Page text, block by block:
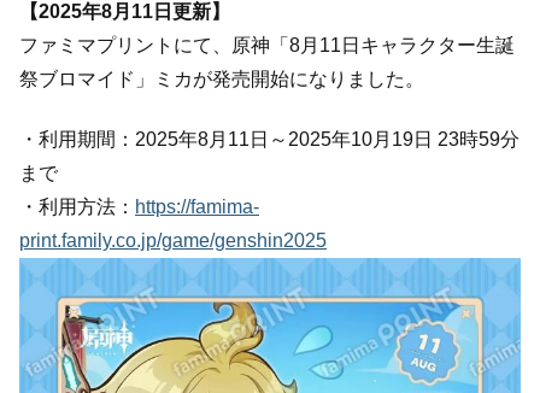
【2025年8月11日更新】
ファミマプリントにて、原神「8月11日キャラクター生誕
祭ブロマイド」ミカが発売開始になりました。
・利用期間：2025年8月11日～2025年10月19日 23時59分
まで
・利用方法： https://famima-
print.family.co.jp/game/genshin2025